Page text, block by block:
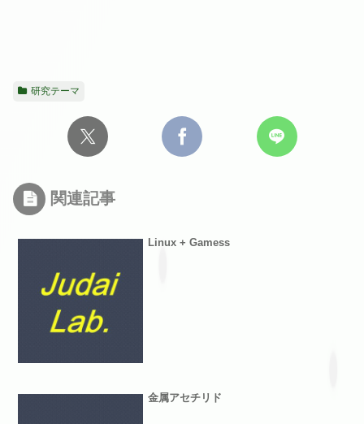
研究テーマ
関連記事
Linux + Gamess
金属アセチリド